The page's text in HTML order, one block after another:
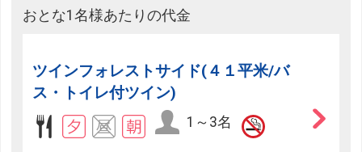
おとな1名様あたりの代金
ツインフォレストサイド(４１平米/バ
ス・トイレ付ツイン)
1～3名